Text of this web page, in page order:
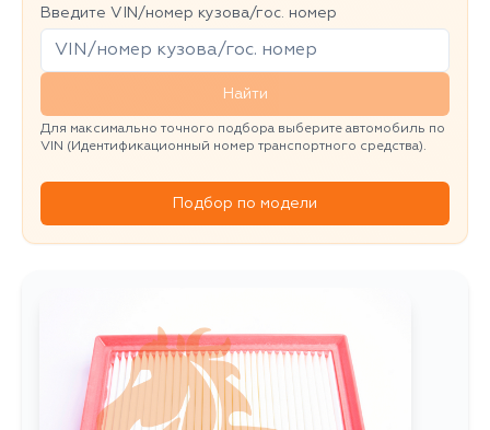
Введите VIN/номер кузова/гос. номер
Найти
Для максимально точного подбора выберите автомобиль по
VIN (Идентификационный номер транспортного средства).
Подбор по модели